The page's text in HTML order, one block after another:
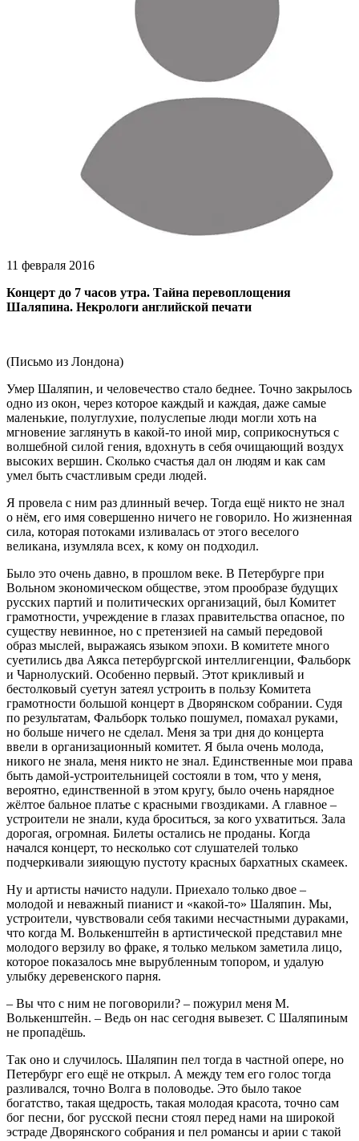
11 февраля 2016
Концерт до 7 часов утра. Тайна перевоплощения
Шаляпина. Некрологи английской печати
(Письмо из Лондона)
Умер Шаляпин, и человечество стало беднее. Точно закрылось
одно из окон, через которое каждый и каждая, даже самые
маленькие, полуглухие, полуслепые люди могли хоть на
мгновение заглянуть в какой-то иной мир, соприкоснуться с
волшебной силой гения, вдохнуть в себя очищающий воздух
высоких вершин. Сколько счастья дал он людям и как сам
умел быть счастливым среди людей.
Я провела с ним раз длинный вечер. Тогда ещё никто не знал
о нём, его имя совершенно ничего не говорило. Но жизненная
сила, которая потоками изливалась от этого веселого
великана, изумляла всех, к кому он подходил.
Было это очень давно, в прошлом веке. В Петербурге при
Вольном экономическом обществе, этом прообразе будущих
русских партий и политических организаций, был Комитет
грамотности, учреждение в глазах правительства опасное, по
существу невинное, но с претензией на самый передовой
образ мыслей, выражаясь языком эпохи. В комитете много
суетились два Аякса петербургской интеллигенции, Фальборк
и Чарнолуский. Особенно первый. Этот крикливый и
бестолковый суетун затеял устроить в пользу Комитета
грамотности большой концерт в Дворянском собрании. Судя
по результатам, Фальборк только пошумел, помахал руками,
но больше ничего не сделал. Меня за три дня до концерта
ввели в организационный комитет. Я была очень молода,
никого не знала, меня никто не знал. Единственные мои права
быть дамой-устроительницей состояли в том, что у меня,
вероятно, единственной в этом кругу, было очень нарядное
жёлтое бальное платье с красными гвоздиками. А главное –
устроители не знали, куда броситься, за кого ухватиться. Зала
дорогая, огромная. Билеты остались не проданы. Когда
начался концерт, то несколько сот слушателей только
подчеркивали зияющую пустоту красных бархатных скамеек.
Ну и артисты начисто надули. Приехало только двое –
молодой и неважный пианист и «какой-то» Шаляпин. Мы,
устроители, чувствовали себя такими несчастными дураками,
что когда М. Волькенштейн в артистической представил мне
молодого верзилу во фраке, я только мельком заметила лицо,
которое показалось мне вырубленным топором, и удалую
улыбку деревенского парня.
– Вы что с ним не поговорили? – пожурил меня М.
Волькенштейн. – Ведь он нас сегодня вывезет. С Шаляпиным
не пропадёшь.
Так оно и случилось. Шаляпин пел тогда в частной опере, но
Петербург его ещё не открыл. А между тем его голос тогда
разливался, точно Волга в половодье. Это было такое
богатство, такая щедрость, такая молодая красота, точно сам
бог песни, бог русской песни стоял перед нами на широкой
эстраде Дворянского собрания и пел романсы и арии с такой